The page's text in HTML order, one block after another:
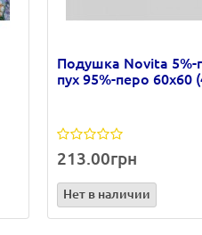
Подушка Novita 5%-
пух 95%-перо 60х60
213.00грн
Нет в наличии